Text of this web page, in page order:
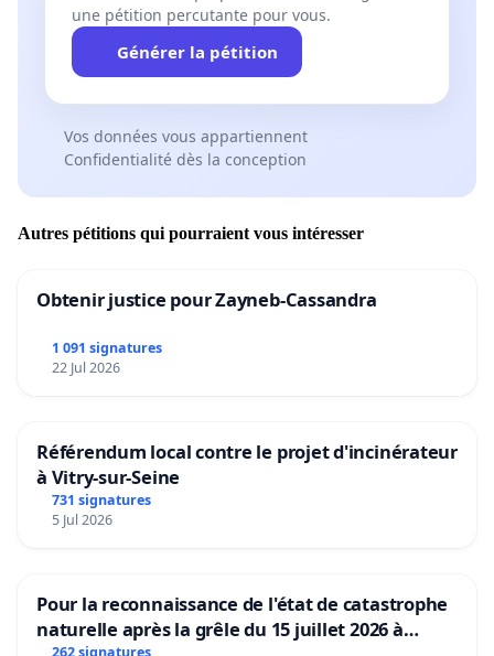
une pétition percutante pour vous.
Générer la pétition
Vos données vous appartiennent
Confidentialité dès la conception
Autres pétitions qui pourraient vous intéresser
Obtenir justice pour Zayneb-Cassandra
1 091 signatures
22 Jul 2026
Référendum local contre le projet d'incinérateur
à Vitry-sur-Seine
731 signatures
5 Jul 2026
Pour la reconnaissance de l'état de catastrophe
naturelle après la grêle du 15 juillet 2026 à
262 signatures